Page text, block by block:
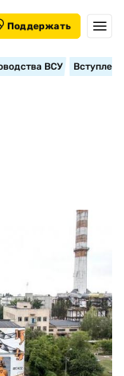
Поддержать
ВСУ